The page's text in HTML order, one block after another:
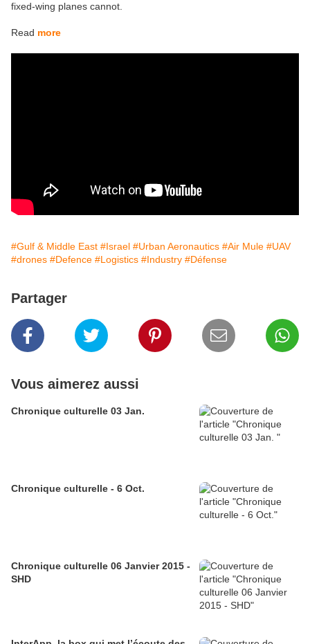
fixed-wing planes cannot.
Read more
#Gulf & Middle East #Israel #Urban Aeronautics #Air Mule #UAV
#drones #Defence #Logistics #Industry #Défense
Partager
Vous aimerez aussi
Chronique culturelle 03 Jan.
Chronique culturelle - 6 Oct.
Chronique culturelle 06 Janvier 2015 -
SHD